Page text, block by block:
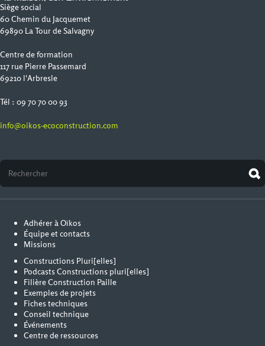
Siège social
60 Chemin du Jacquemet
69890 La Tour de Salvagny
Centre de formation
117 rue Pierre Passemard
69210 l'Arbresle
Tél : 09 70 70 00 93
info@oikos-ecoconstruction.com
Adhérer à Oïkos
Équipe et contacts
Missions
Constructions Pluri[elles]
Podcasts Constructions pluri[elles]
Filière Construction Paille
Exemples de projets
Fiches techniques
Conseil technique
Événements
Centre de ressources